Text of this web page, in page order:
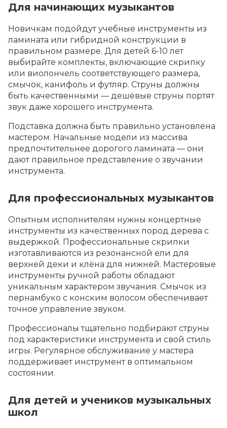
Для начинающих музыкантов
Новичкам подойдут учебные инструменты из
ламината или гибридной конструкции в
правильном размере. Для детей 6-10 лет
выбирайте комплекты, включающие скрипку
или виолончель соответствующего размера,
смычок, канифоль и футляр. Струны должны
быть качественными — дешёвые струны портят
звук даже хорошего инструмента.
Подставка должна быть правильно установлена
мастером. Начальные модели из массива
предпочтительнее дорогого ламината — они
дают правильное представление о звучании
инструмента.
Для профессиональных музыкантов
Опытным исполнителям нужны концертные
инструменты из качественных пород дерева с
выдержкой. Профессиональные скрипки
изготавливаются из резонансной ели для
верхней деки и клёна для нижней. Мастеровые
инструменты ручной работы обладают
уникальным характером звучания. Смычок из
пернамбуко с конским волосом обеспечивает
точное управление звуком.
Профессионалы тщательно подбирают струны
под характеристики инструмента и свой стиль
игры. Регулярное обслуживание у мастера
поддерживает инструмент в оптимальном
состоянии.
Для детей и учеников музыкальных
школ